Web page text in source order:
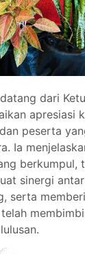
dari
apresiasi
peserta
Ia
berkumpul,
sinergi
serta